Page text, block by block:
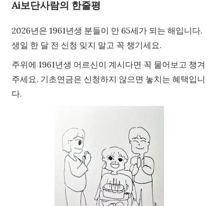
Ai보단사람의 한줄평
2026년은 1961년생 분들이 만 65세가 되는 해입니다.
생일 한 달 전 신청 잊지 말고 꼭 챙기세요.
주위에 1961년생 어르신이 계시다면 꼭 물어보고 챙겨
주세요. 기초연금은 신청하지 않으면 놓치는 혜택입니
다.